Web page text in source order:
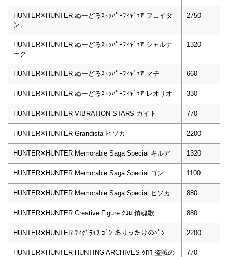
HUNTER✕HUNTER ぬーどるｽﾄｯﾊﾟｰﾌｨｷﾞｭｱ フェイタ
ン
2750
HUNTER✕HUNTER ぬーどるｽﾄｯﾊﾟｰﾌｨｷﾞｭｱ シャルナ
ーク
1320
HUNTER✕HUNTER ぬーどるｽﾄｯﾊﾟｰﾌｨｷﾞｭｱ マチ 660
HUNTER✕HUNTER ぬーどるｽﾄｯﾊﾟｰﾌｨｷﾞｭｱ レオリオ 330
HUNTER✕HUNTER VIBRATION STARS カイト 770
HUNTER✕HUNTER Grandista ヒソカ 2200
HUNTER✕HUNTER Memorable Saga Special キルア 1320
HUNTER✕HUNTER Memorable Saga Special ゴン 1100
HUNTER✕HUNTER Memorable Saga Special ヒソカ 880
HUNTER✕HUNTER Creative Figure ｸﾛﾛ 鎮魂歌 880
HUNTER✕HUNTER ﾌｨｸﾞﾗｲﾌ ｺﾞﾝ ありったけのﾍﾟﾝ 2200
HUNTER✕HUNTER HUNTING ARCHIVES ｸﾛﾛ 盗賊の
770